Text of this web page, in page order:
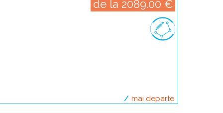
de la 2089.00 €
mai departedespre